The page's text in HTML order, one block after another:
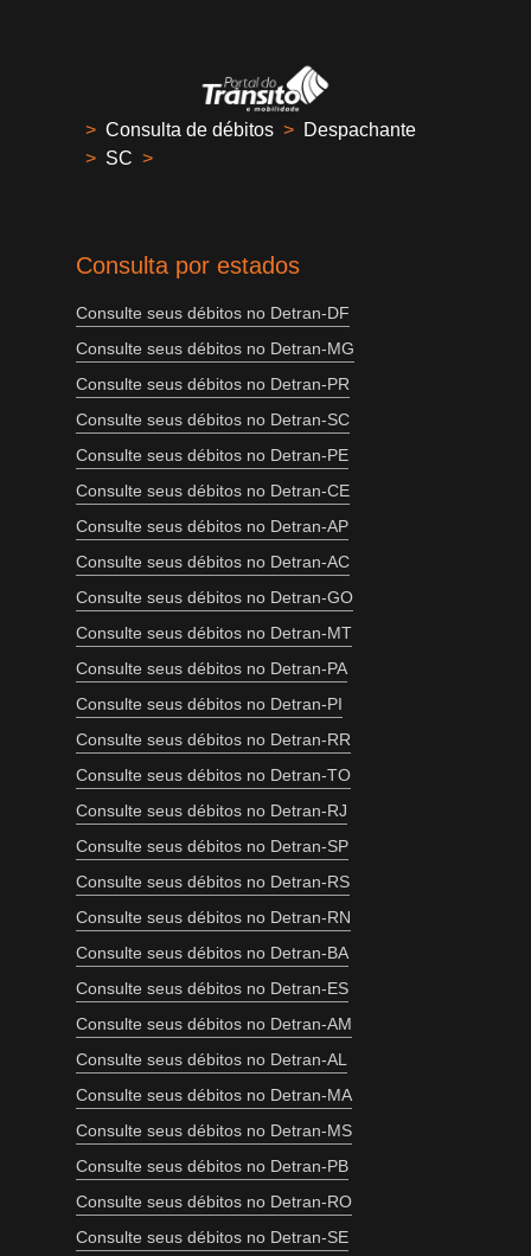
> Consulta de débitos > Despachante
> SC >
Consulta por estados
Consulte seus débitos no Detran-DF
Consulte seus débitos no Detran-MG
Consulte seus débitos no Detran-PR
Consulte seus débitos no Detran-SC
Consulte seus débitos no Detran-PE
Consulte seus débitos no Detran-CE
Consulte seus débitos no Detran-AP
Consulte seus débitos no Detran-AC
Consulte seus débitos no Detran-GO
Consulte seus débitos no Detran-MT
Consulte seus débitos no Detran-PA
Consulte seus débitos no Detran-PI
Consulte seus débitos no Detran-RR
Consulte seus débitos no Detran-TO
Consulte seus débitos no Detran-RJ
Consulte seus débitos no Detran-SP
Consulte seus débitos no Detran-RS
Consulte seus débitos no Detran-RN
Consulte seus débitos no Detran-BA
Consulte seus débitos no Detran-ES
Consulte seus débitos no Detran-AM
Consulte seus débitos no Detran-AL
Consulte seus débitos no Detran-MA
Consulte seus débitos no Detran-MS
Consulte seus débitos no Detran-PB
Consulte seus débitos no Detran-RO
Consulte seus débitos no Detran-SE